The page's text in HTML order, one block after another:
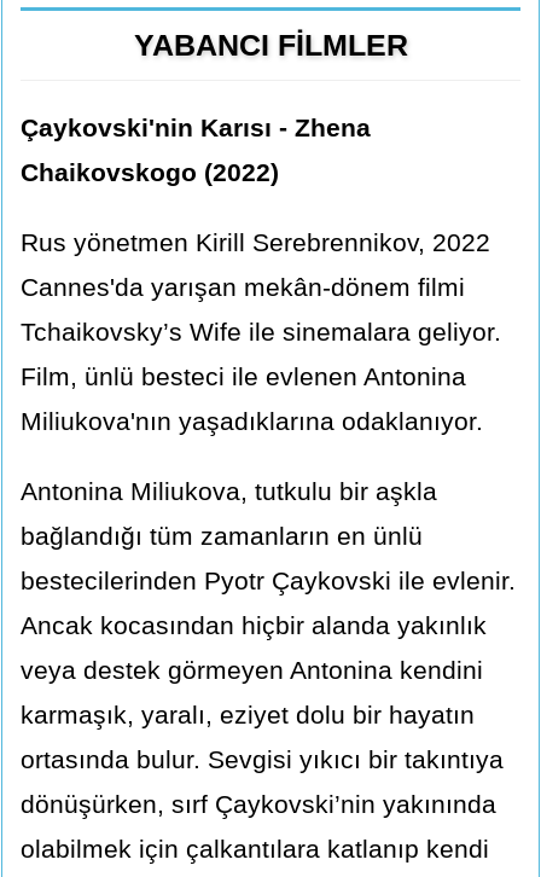
YABANCI FİLMLER
Çaykovski'nin Karısı - Zhena
Chaikovskogo (2022)
Rus yönetmen Kirill Serebrennikov, 2022
Cannes'da yarışan mekân-dönem filmi
Tchaikovsky’s Wife ile sinemalara geliyor.
Film, ünlü besteci ile evlenen Antonina
Miliukova'nın yaşadıklarına odaklanıyor.
Antonina Miliukova, tutkulu bir aşkla
bağlandığı tüm zamanların en ünlü
bestecilerinden Pyotr Çaykovski ile evlenir.
Ancak kocasından hiçbir alanda yakınlık
veya destek görmeyen Antonina kendini
karmaşık, yaralı, eziyet dolu bir hayatın
ortasında bulur. Sevgisi yıkıcı bir takıntıya
dönüşürken, sırf Çaykovski’nin yakınında
olabilmek için çalkantılara katlanıp kendi